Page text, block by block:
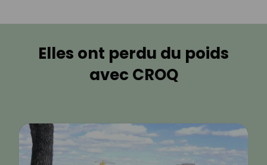
Elles ont perdu du poids
avec CROQ